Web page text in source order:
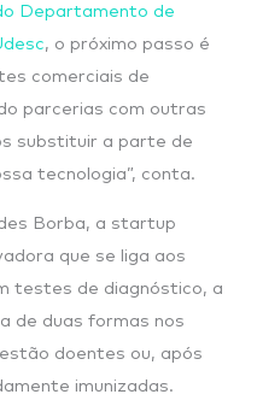
Departamento de
, o próximo passo é
comerciais de
parcerias com outras
substituir a parte de
tecnologia”, conta.
Borba, a startup
que se liga aos
testes de diagnóstico, a
de duas formas nos
doentes ou, após
imunizadas.